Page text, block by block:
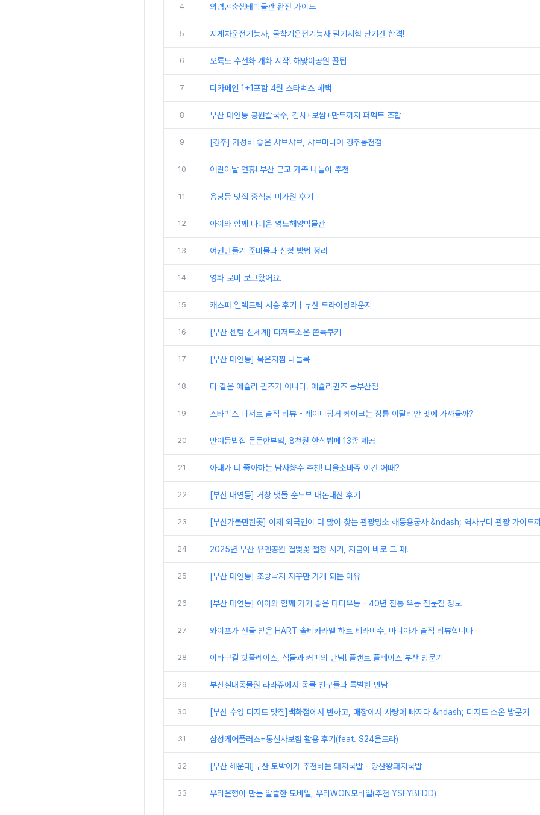
4 의령곤충생태박물관 완전 가이드
5 지게차운전기능사, 굴착기운전기능사 필기시험 단기간 합격!
6 오륙도 수선화 개화 시작! 해맞이공원 꿀팁
7 디카페인 1+1포함 4월 스타벅스 혜택
8 부산 대연동 공원칼국수, 김치+보쌈+만두까지 퍼펙트 조합
9 [경주] 가성비 좋은 샤브샤브, 샤브마니아 경주동천점
10 어린이날 연휴! 부산 근교 가족 나들이 추천
11 용당동 맛집 중식당 미가원 후기
12 아이와 함께 다녀온 영도해양박물관
13 여권만들기 준비물과 신청 방법 정리
14 영화 로비 보고왔어요.
15 캐스퍼 일렉트릭 시승 후기｜부산 드라이빙라운지
16 [부산 센텀 신세계] 디저트소온 쫀득쿠키
17 [부산 대연동] 묵은지찜 나들목
18 다 같은 에슐리 퀸즈가 아니다. 에슐리퀸즈 동부산점
19 스타벅스 디저트 솔직 리뷰 - 레이디핑거 케이크는 정통 이탈리안 맛에 가까울까?
20 반여동밥집 든든한부엌, 8천원 한식뷔페 13종 제공
21 아내가 더 좋아하는 남자향수 추천! 디올소바쥬 이건 어때?
22 [부산 대연동] 거창 맷돌 순두부 내돈내산 후기
23 [부산가볼만한곳] 이제 외국인이 더 많이 찾는 관광명소 해동용궁사 &ndash; 역사부터 관광 가이드
24 2025년 부산 유엔공원 겹벚꽃 절정 시기, 지금이 바로 그 때!
25 [부산 대연동] 조방낙지 자꾸만 가게 되는 이유
26 [부산 대연동] 아이와 함께 가기 좋은 다다우동 - 40년 전통 우동 전문점 정보
27 와이프가 선물 받은 HART 솔티카라멜 하트 티라미수, 마니아가 솔직 리뷰합니다
28 이바구길 핫플레이스, 식물과 커피의 만남! 플랜트 플레이스 부산 방문기
29 부산실내동물원 라라쥬에서 동물 친구들과 특별한 만남
30 [부산 수영 디저트 맛집]백화점에서 반하고, 매장에서 사랑에 빠지다 &ndash; 디저트 소온 방문기
31 삼성케어플러스+통신사보험 활용 후기(feat. S24울트라)
32 [부산 해운대]부산 토박이가 추천하는 돼지국밥 - 양산왕돼지국밥
33 우리은행이 만든 알뜰한 모바일, 우리WON모바일(추천 YSFYBFDD)